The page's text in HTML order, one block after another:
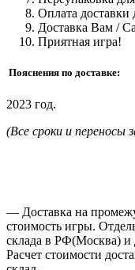
Оплата
Доставка Вам /
Приятная игра!
Пояснения по доставке:
2023 год.
(Все сроки и переносы
— Доставка на
стоимость игры.
склада в РФ(Москва) и
Расчет стоимости